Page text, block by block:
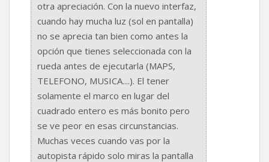
otra apreciación. Con la nuevo interfaz,
cuando hay mucha luz (sol en pantalla)
no se aprecia tan bien como antes la
opción que tienes seleccionada con la
rueda antes de ejecutarla (MAPS,
TELEFONO, MUSICA....). El tener
solamente el marco en lugar del
cuadrado entero es más bonito pero
se ve peor en esas circunstancias.
Muchas veces cuando vas por la
autopista rápido solo miras la pantalla